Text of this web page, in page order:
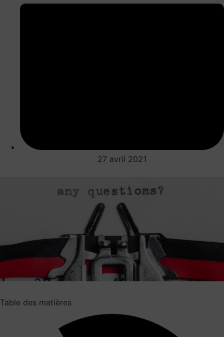
27 avril 2021
Table des matières